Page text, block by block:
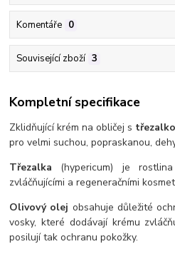
Komentáře 0
Související zboží 3
Kompletní specifikace
Zklidňující krém na obličej s
pro velmi suchou, popraskanou,
Třezalka (hypericum) je
zvláčňujícími a regeneračními
Olivový olej obsahuje důležité
vosky, které dodávají krému
posilují tak ochranu pokožky.